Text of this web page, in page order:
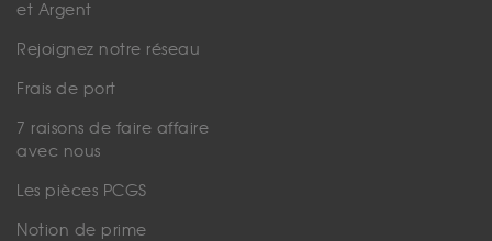
et Argent
Rejoignez notre réseau
Frais de port
7 raisons de faire affaire
avec nous
Les pièces PCGS
Notion de prime